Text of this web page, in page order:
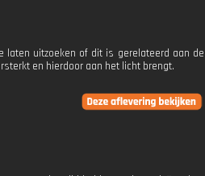
laten uitzoeken of dit is gerelateerd aan de
en hierdoor aan het licht brengt.